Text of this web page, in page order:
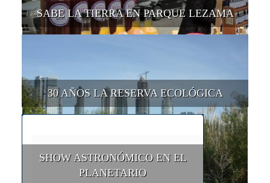
SABE LA TIERRA EN PARQUE LEZAMA
30 AÑOS LA RESERVA ECOLÓGICA
SHOW ASTRONÓMICO EN EL
PLANETARIO